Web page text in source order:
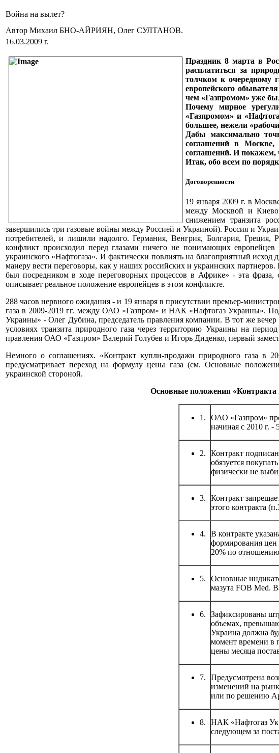
Война на вылет?
Автор Михаил БНО-АЙРИЯН, Олег СУЛТАНОВ.
16.03.2009 г.
Праздник 8 марта в
расплатиться за
толчком к очередному
европейского
чем «Газпромом» уже
Почему мирное
«Газпромом» и
большее, нежели
Дабы максимально
соглашений в
соглашений. И покажем,
Итак, обо всем по
Договоренности
19 января 2009 г. в
между Москвой и
снижением транзита
завершились три газовые войны между Россией и Украиной). Россия и
потребителей, и лишили надолго. Германия, Венгрия, Болгария,
конфликт происходил перед глазами ничего не понимающих
украинского «Нафтогаза». И фактически повлиять на благоприятный
манеру вести переговоры, как у наших российских и украинских
был посредником в ходе переговорных процессов в Африке» - эта фраза,
описывает реальное положение европейцев в этом конфликте.
288 часов нервного ожидания - и 19 января в присутствии премьер-
газа в 2009-2019 гг. между ОАО «Газпром» и НАК «Нафтогаз Украины».
Украины» - Олег Дубина, председатель правления компании. В тот же
условиях транзита природного газа через территорию Украины на
правления ОАО «Газпром» Валерий Голубев и Игорь Диденко, первый
Немного о соглашениях. «Контракт купли-продажи природного газа в
предусматривает переход на формулу цены газа (см. Основные
украинской стороной.
Основные положения «Контракта
1.
ОАО «Газпром»
начиная с 2010 г.
2.
Контракт
обязуется
физически не
3.
Контракт
этого контракта
4.
В контракте
формирования цен
20% по
5.
Основные
мазута FOB Med.
6.
Зафиксированы
объемах,
Украина должна
момент времени в
цены месяца
7.
Предусмотрена
изменений на
или по решению
8.
НАК «Нафтогаз
следующем за